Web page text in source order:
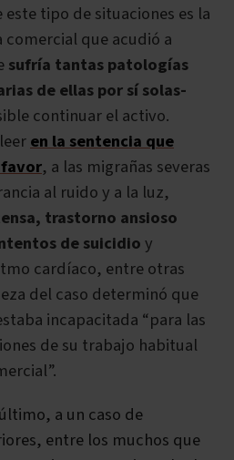
tipo de situaciones es la
que acudió a
sufría tantas patologías
de ellas por sí solas-
continuar el activo.
en la sentencia que
, a las migrañas severas
al ruido y a la luz,
trastorno ansioso
de suicidioy
cardíaco, entre otras
del caso determinó que
incapacitada “para las
de su trabajo habitual
a un caso de
entre los muchos que